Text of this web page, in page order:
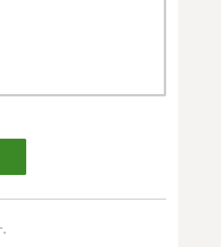
知・防止のために、お客様が利用され
ことはできません。